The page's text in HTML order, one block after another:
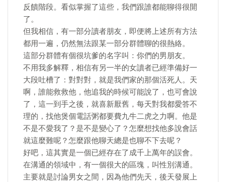
反饋階段。看似掌握了這些，我們跟誰都能聊得很開
了。
但我相信，有一部分讀者朋友，即便將上述所有方法
都用一遍，仍然無法跟某一部分群體聊的很熱絡。
這部分群體有個很坑爹的名字叫：你們的男朋友。
不用我多解釋，相信有另一半的女讀者已經準備好一
大段吐槽了：對對對，就是我們家的那個活死人。天
啊，誰能救救他，他追我的時候可能說了，也可會說
了，這一到手之後，就喜新厭舊，每天對我都愛答不
理的，找他煲個電話粥都要費九牛二虎之力啊。他是
不是不愛我了？是不是變心了？怎麼想找他多說會話
就這麼難呢？怎麼跟他聊天總是也聊不下去呢？
好吧，這其實是一個已經存在了成千上萬年的誤會。
在溝通的領域中，有一個很大的區塊，叫性別溝通。
主要就是討論男女之間，因為他們先天，後天發展上